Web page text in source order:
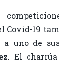
Covid-19
a uno de
. El charrúa